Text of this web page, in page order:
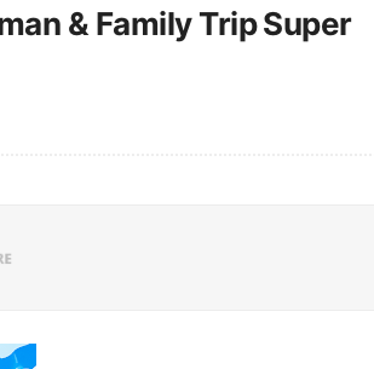
& Family Trip Super